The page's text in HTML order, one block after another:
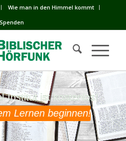
Wie man in den Himmel kommt
Spenden
Institut ist kostenlos!
Institut ist kostenlos!
Lernen beginnen!